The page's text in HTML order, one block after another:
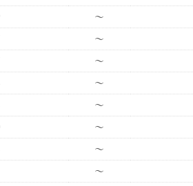
〜
〜
〜
〜
〜
〜
〜
〜